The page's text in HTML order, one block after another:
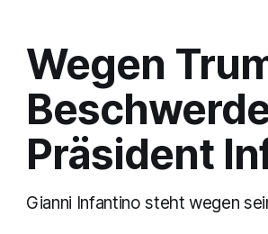
Wegen
Präsident
Gianni Infantino steht wegen